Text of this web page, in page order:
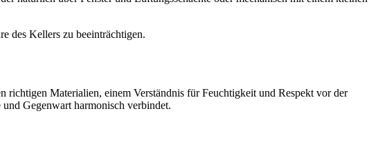
des Kellers zu beeinträchtigen.
Materialien, einem Verständnis für Feuchtigkeit und Respekt vor der
Gegenwart harmonisch verbindet.